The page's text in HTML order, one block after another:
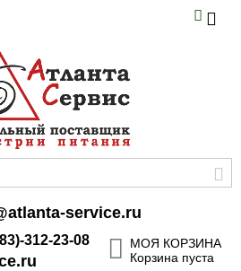
service.ru
312-23-08
МОЯ КОРЗИНА
Корзина пуста